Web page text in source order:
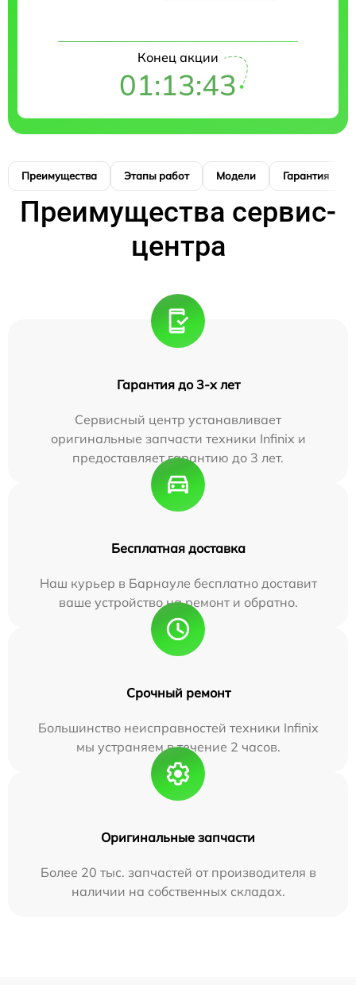
Конец акции
01:13:42
Преимущества Этапы работ Модели Гарантия
Преимущества сервис-
центра
Гарантия до 3-х лет
Сервисный центр устанавливает
оригинальные запчасти техники Infinix и
предоставляет гарантию до 3 лет.
Бесплатная доставка
Наш курьер в Барнауле бесплатно доставит
ваше устройство на ремонт и обратно.
Срочный ремонт
Большинство неисправностей техники Infinix
мы устраняем в течение 2 часов.
Оригинальные запчасти
Более 20 тыс. запчастей от производителя в
наличии на собственных складах.